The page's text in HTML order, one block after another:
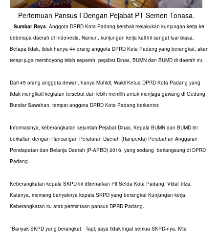
Pertemuan Pansus I Dengan Pejabat PT Semen Tonasa.
Sumbar Raya- Anggota DPRD Kota Padang kembali melakukan kunjungan kerja ke
beberapa daerah di Indonesia. Namun, kunjungan kerja kali ini sangat luar biasa.
Betapa tidak, tidak hanya 44 orang anggota DPRD Kota Padang yang berangkat, akan
tetapi juga memboyong lebih separoh pejabat Dinas, BUMN dan BUMD di daerah ini.
Dari 45 orang anggota dewan, hanya Muhidi, Wakil Ketua DPRD Kota Padang yang
tidak mengikuti kegiatan tersebut dan lebih memilih untuk menjaga gawang di Gedung
Bundar Sawahan, tempat anggota DPRD Kota Padang berkantor.
Informasinya, keberangkatan sejumlah Pejabat Dinas, Kepala BUMN dan BUMD ini
berkaitan dengan Rancangan Peraturan Daerah (Ranperda) Perubahan Anggaran
Pendapatan dan Belanja Daerah (P-APBD) 2016, yang sedang berlangsung di DPRD
Padang.
Keberangkatan kepala SKPD ini dibenarkan Plt Setda Kota Padang, Vidal Triza.
Katanya, memang banyaknya kepala SKPD yang berangkat Kunjungan kerja.
Keberangkatan itu atas permintaan pansus DPRD Padang.
"Banyak SKPD yang berangkat. Tapi, saya tidak ingat semua SKPD-nya. Kita